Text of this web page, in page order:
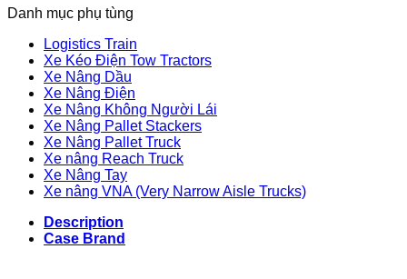
Danh mục phụ tùng
Logistics Train
Xe Kéo Điện Tow Tractors
Xe Nâng Dầu
Xe Nâng Điện
Xe Nâng Không Người Lái
Xe Nâng Pallet Stackers
Xe Nâng Pallet Truck
Xe nâng Reach Truck
Xe Nâng Tay
Xe nâng VNA (Very Narrow Aisle Trucks)
Description
Case Brand